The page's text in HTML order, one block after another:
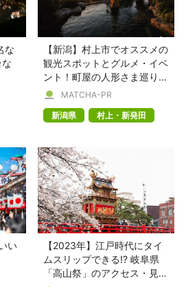
な
【新潟】村上市でオススメの
観光スポットとグルメ・イベ
ント！町屋の人形さま巡りと
一緒に楽しもう
MATCHA-PR
新潟県
村上・新発田
い
【2023年】江戸時代にタイ
ムスリップできる!? 岐阜県
「高山祭」のアクセス・見ど